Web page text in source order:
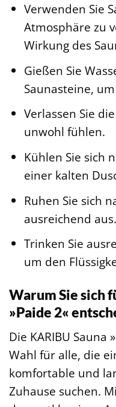
Verwenden Sie
Atmosphäre zu
Wirkung des
Gießen Sie
Saunasteine,
Verlassen Sie
unwohl fühlen.
Kühlen Sie sich
einer kalten
Ruhen Sie sich
ausreichend aus.
Trinken Sie
um den
Warum Sie sich
»Paide 2«
Die KARIBU Sauna
Wahl für alle, die
komfortable und
Zuhause suchen.